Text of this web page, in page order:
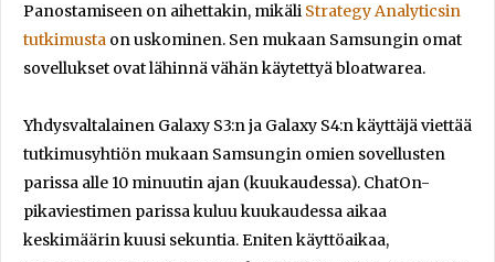
Panostamiseen on aihettakin, mikäli Strategy Analyticsin
tutkimusta on uskominen. Sen mukaan Samsungin omat
sovellukset ovat lähinnä vähän käytettyä bloatwarea.
Yhdysvaltalainen Galaxy S3:n ja Galaxy S4:n käyttäjä viettää
tutkimusyhtiön mukaan Samsungin omien sovellusten
parissa alle 10 minuutin ajan (kuukaudessa). ChatOn-
pikaviestimen parissa kuluu kuukaudessa aikaa
keskimäärin kuusi sekuntia. Eniten käyttöaikaa,